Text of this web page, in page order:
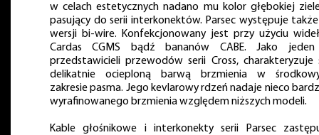
w celach estetycznych nadano mu kolor głębokiej
pasujący do serii interkonektów. Parsec występuje
wersji bi-wire. Konfekcjonowany jest przy użyciu
Cardas CGMS bądź bananów CABE. Jako
przedstawicieli przewodów serii Cross, charakteryzuje
delikatnie ocieploną barwą brzmienia w
zakresie pasma. Jego kevlarowy rdzeń nadaje nieco
wyrafinowanego brzmienia względem niższych modeli.
Kable głośnikowe i interkonekty serii Parsec